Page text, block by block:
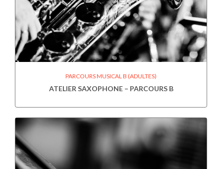
PARCOURS MUSICAL B (ADULTES)
ATELIER SAXOPHONE – PARCOURS B